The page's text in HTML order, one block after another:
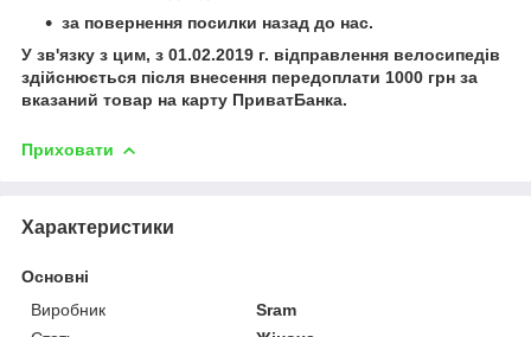
за повернення посилки назад до нас.
У зв'язку з цим, з 01.02.2019 г. відправлення велосипедів
здійснюється після внесення передоплати 1000 грн за
вказаний товар на карту ПриватБанка.
Приховати
Характеристики
Основні
Виробник
Sram